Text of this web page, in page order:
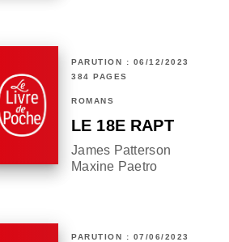
PARUTION : 06/12/2023
384 PAGES
ROMANS
LE 18E RAPT
James Patterson
Maxine Paetro
PARUTION : 07/06/2023